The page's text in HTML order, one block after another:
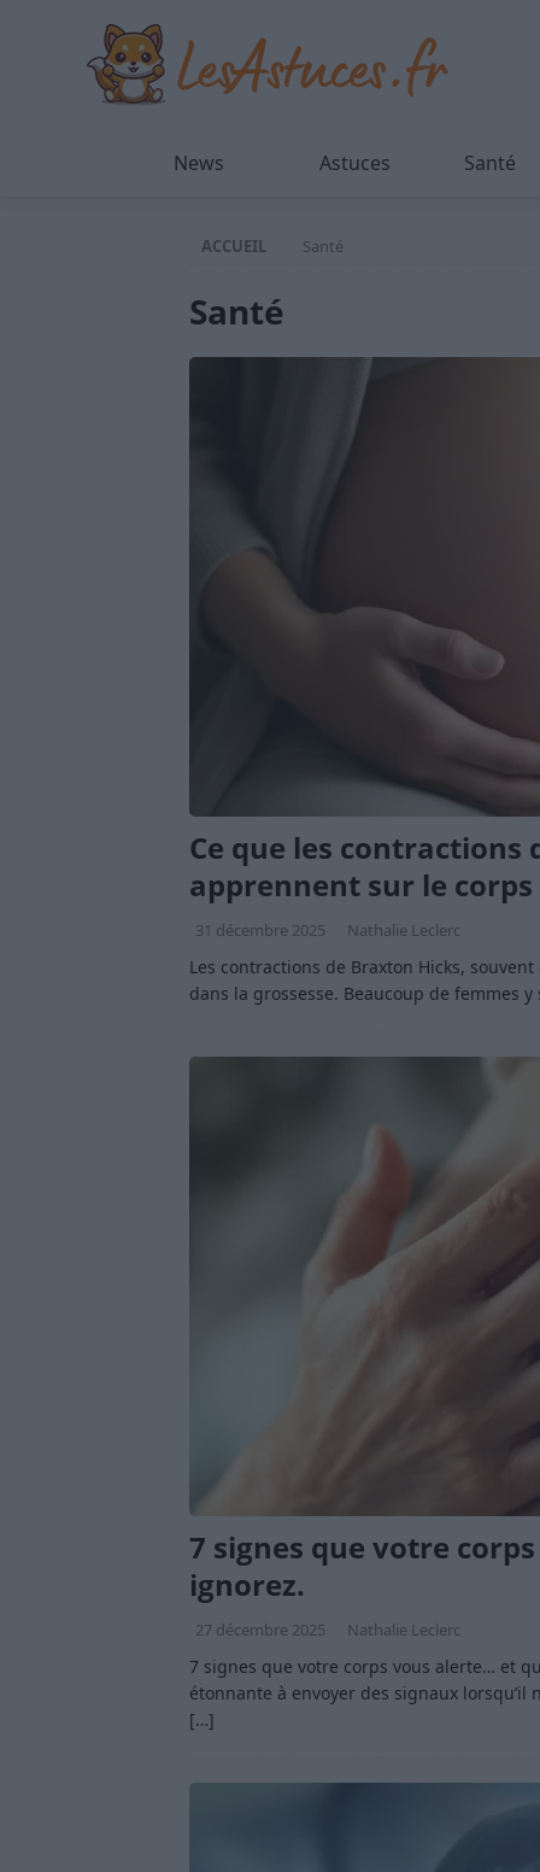
News Astuces Santé
ACCUEIL Santé
Santé
Ce que les contractions
apprennent sur le corps
31 décembre 2025 Nathalie Leclerc
Les contractions de Braxton Hicks,
dans la grossesse. Beaucoup de femmes
7 signes que votre
ignorez.
27 décembre 2025 Nathalie Leclerc
7 signes que votre corps vous alerte… et
étonnante à envoyer des signaux
[…]